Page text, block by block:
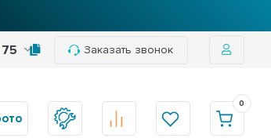
Заказать звонок
0